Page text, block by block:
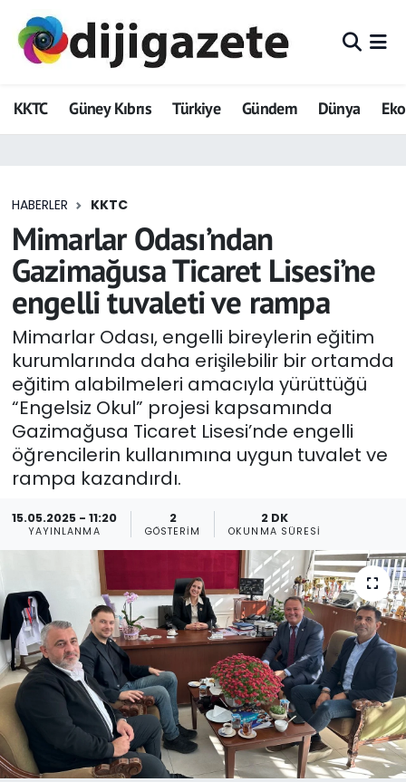
KKTC Güney Kıbrıs Türkiye Gündem Dünya
HABERLER KKTC
Mimarlar Odası’ndan
Gazimağusa Ticaret Lisesi’ne
engelli tuvaleti ve rampa
Mimarlar Odası, engelli bireylerin eğitim
kurumlarında daha erişilebilir bir ortamda
eğitim alabilmeleri amacıyla yürüttüğü
“Engelsiz Okul” projesi kapsamında
Gazimağusa Ticaret Lisesi’nde engelli
öğrencilerin kullanımına uygun tuvalet ve
rampa kazandırdı.
15.05.2025 - 11:20
YAYINLANMA
2
GÖSTERIM
2 DK
OKUNMA SÜRESI
ADVERTORIAL
Dijigazete
Eğitim
Ekonomi
Foto Galeri
GEZİ
Güncel
Gündem
KKTC
KKTC YEREL SEÇİM 2018
Kültür Sanat
Magazin
Moda
Nöbetçi Eczaneler
Otomobil Dünyası
Hava Durumu
Trafik Durumu
Tüm Manşetler
Son Dakika Haberleri
Haber Arşivi